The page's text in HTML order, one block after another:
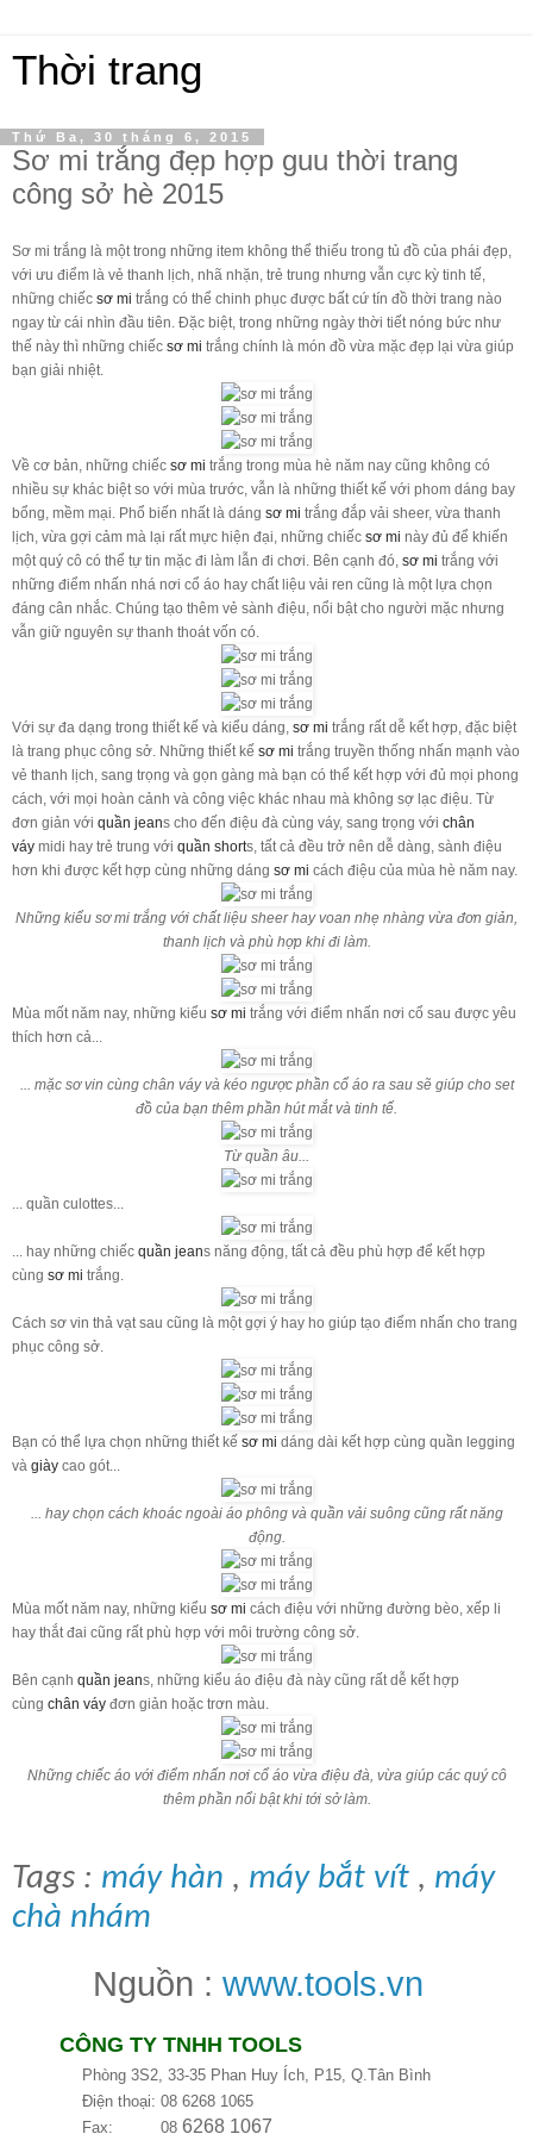
Thời trang
Thứ Ba, 30 tháng 6, 2015
Sơ mi trắng đẹp hợp guu thời trang
công sở hè 2015
Sơ mi trắng là một trong những item không thể thiếu trong tủ đồ của phái đẹp,
với ưu điểm là vẻ thanh lịch, nhã nhặn, trẻ trung nhưng vẫn cực kỳ tinh tế,
những chiếc sơ mi trắng có thể chinh phục được bất cứ tín đồ thời trang nào
ngay từ cái nhìn đầu tiên. Đặc biệt, trong những ngày thời tiết nóng bức như
thế này thì những chiếc sơ mi trắng chính là món đồ vừa mặc đẹp lại vừa giúp
bạn giải nhiệt.
Về cơ bản, những chiếc sơ mi trắng trong mùa hè năm nay cũng không có
nhiều sự khác biệt so với mùa trước, vẫn là những thiết kế với phom dáng bay
bổng, mềm mại. Phổ biến nhất là dáng sơ mi trắng đắp vải sheer, vừa thanh
lịch, vừa gợi cảm mà lại rất mực hiện đại, những chiếc sơ mi này đủ để khiến
một quý cô có thể tự tin mặc đi làm lẫn đi chơi. Bên cạnh đó, sơ mi trắng với
những điểm nhấn nhá nơi cổ áo hay chất liệu vải ren cũng là một lựa chọn
đáng cân nhắc. Chúng tạo thêm vẻ sành điệu, nổi bật cho người mặc nhưng
vẫn giữ nguyên sự thanh thoát vốn có.
Với sự đa dạng trong thiết kế và kiểu dáng, sơ mi trắng rất dễ kết hợp, đặc biệt
là trang phục công sở. Những thiết kế sơ mi trắng truyền thống nhấn mạnh vào
vẻ thanh lịch, sang trọng và gọn gàng mà bạn có thể kết hợp với đủ mọi phong
cách, với mọi hoàn cảnh và công việc khác nhau mà không sợ lạc điệu. Từ
đơn giản với quần jeans cho đến điệu đà cùng váy, sang trọng với chân
váy midi hay trẻ trung với quần shorts, tất cả đều trở nên dễ dàng, sành điệu
hơn khi được kết hợp cùng những dáng sơ mi cách điệu của mùa hè năm nay.
Những kiểu sơ mi trắng với chất liệu sheer hay voan nhẹ nhàng vừa đơn giản,
thanh lịch và phù hợp khi đi làm.
Mùa mốt năm nay, những kiểu sơ mi trắng với điểm nhấn nơi cổ sau được yêu
thích hơn cả...
... mặc sơ vin cùng chân váy và kéo ngược phần cổ áo ra sau sẽ giúp cho set
đồ của bạn thêm phần hút mắt và tinh tế.
Từ quần âu...
... quần culottes...
... hay những chiếc quần jeans năng động, tất cả đều phù hợp để kết hợp
cùng sơ mi trắng.
Cách sơ vin thả vạt sau cũng là một gợi ý hay ho giúp tạo điểm nhấn cho trang
phục công sở.
Bạn có thể lựa chọn những thiết kế sơ mi dáng dài kết hợp cùng quần legging
và giày cao gót...
... hay chọn cách khoác ngoài áo phông và quần vải suông cũng rất năng
động.
Mùa mốt năm nay, những kiểu sơ mi cách điệu với những đường bèo, xếp li
hay thắt đai cũng rất phù hợp với môi trường công sở.
Bên cạnh quần jeans, những kiểu áo điệu đà này cũng rất dễ kết hợp
cùng chân váy đơn giản hoặc trơn màu.
Những chiếc áo với điểm nhấn nơi cổ áo vừa điệu đà, vừa giúp các quý cô
thêm phần nổi bật khi tới sở làm.
Tags : máy hàn , máy bắt vít , máy
chà nhám
Nguồn : www.tools.vn
CÔNG TY TNHH TOOLS
Phòng 3S2, 33-35 Phan Huy Ích, P15, Q.Tân Bình
Điện thoại: 08 6268 1065
Fax: 08 6268 1067